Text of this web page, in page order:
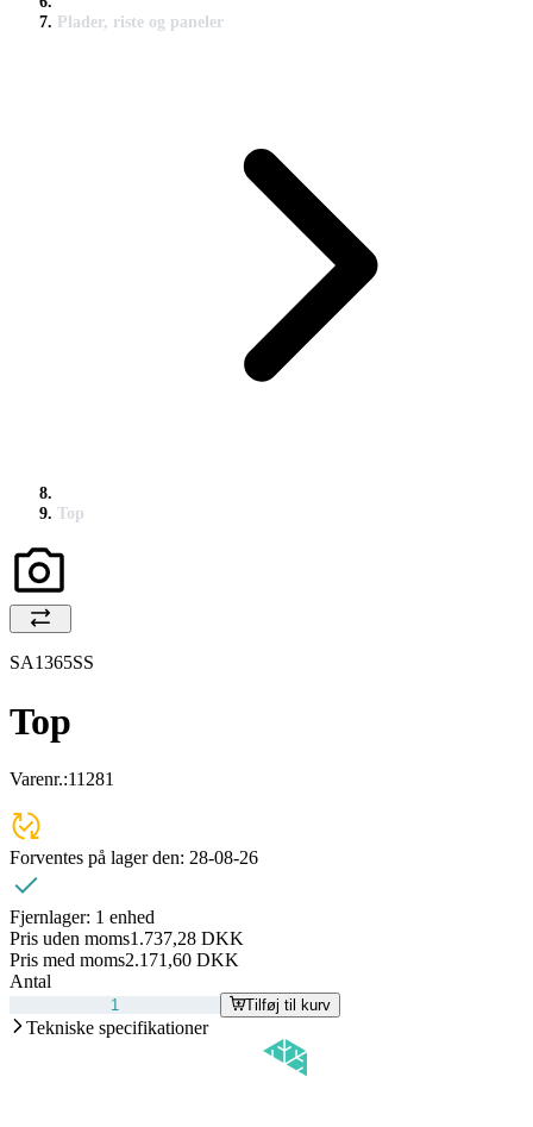
Plader, riste og paneler
Top
SA1365SS
Top
Varenr.:11281
Forventes på lager den: 28-08-26
Fjernlager: 1 enhed
Pris uden moms1.737,28 DKK
Pris med moms2.171,60 DKK
Antal
Tilføj til kurv
Tekniske specifikationer